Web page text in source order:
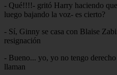
- Qué!!!!- gritó Harry haciendo
luego bajando la voz- es cierto?
- Sí, Ginny se casa con Blaise
resignación
- Bueno... yo, yo no tengo
llaman